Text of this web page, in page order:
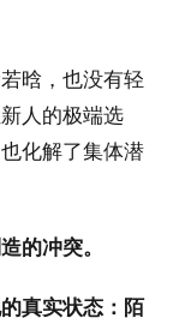
晗，也没有轻
人的极端选
化解了集体潜
的冲突。
真实状态：陌